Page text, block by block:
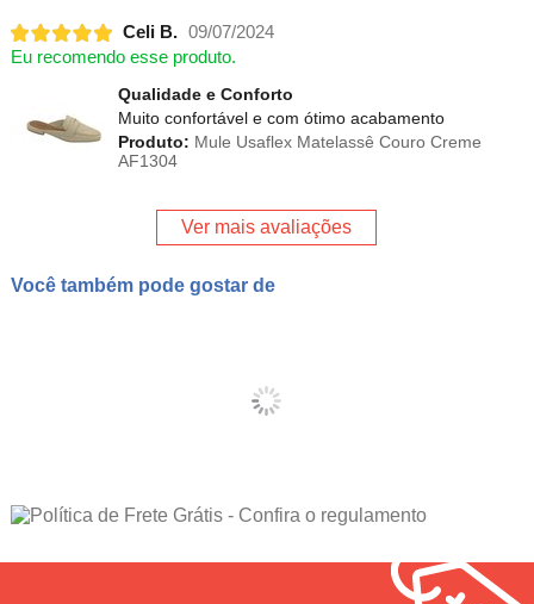
Celi B. 09/07/2024
Eu recomendo esse produto.
Qualidade e Conforto
Muito confortável e com ótimo acabamento
Produto: Mule Usaflex Matelassê Couro Creme
AF1304
Ver mais avaliações
Você também pode gostar de